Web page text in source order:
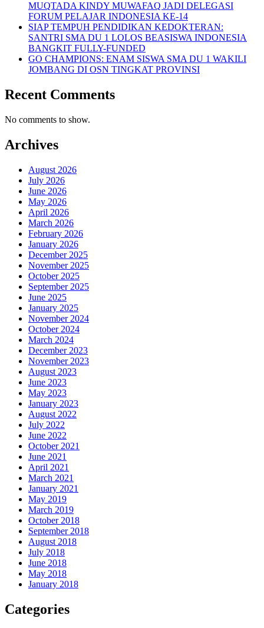
MUQTADA KINDY MUWAFAQ JADI DELEGASI
FORUM PELAJAR INDONESIA KE-14
SIAP TEMPUH PENDIDIKAN KEDOKTERAN:
SANTRI SMA DU 1 LOLOS BEASISWA INDONESIA
BANGKIT FULLY-FUNDED
GO CHAMPIONS: ENAM SISWA SMA DU 1 WAKILI
JOMBANG DI OSN TINGKAT PROVINSI
Recent Comments
No comments to show.
Archives
August 2026
July 2026
June 2026
May 2026
April 2026
March 2026
February 2026
January 2026
December 2025
November 2025
October 2025
September 2025
June 2025
January 2025
November 2024
October 2024
March 2024
December 2023
November 2023
August 2023
June 2023
May 2023
January 2023
August 2022
July 2022
June 2022
October 2021
June 2021
April 2021
March 2021
January 2021
May 2019
March 2019
October 2018
September 2018
August 2018
July 2018
June 2018
May 2018
January 2018
Categories